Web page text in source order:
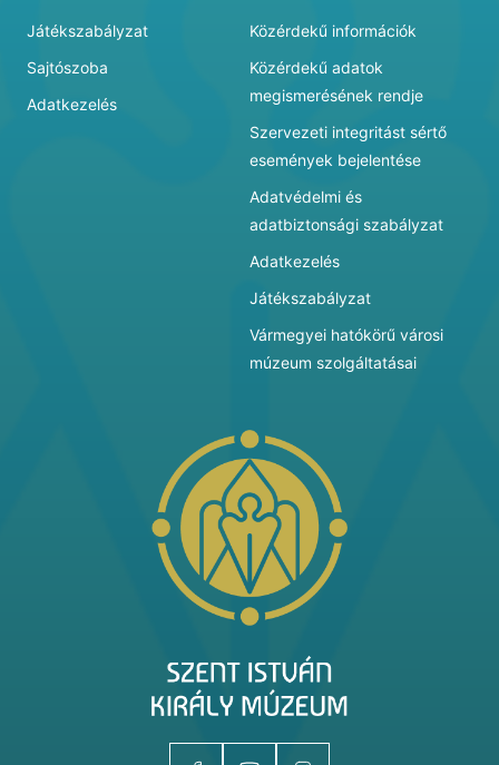
Játékszabályzat
Sajtószoba
Adatkezelés
Közérdekű információk
Közérdekű adatok
megismerésének rendje
Szervezeti integritást sértő
események bejelentése
Adatvédelmi és
adatbiztonsági szabályzat
Adatkezelés
Játékszabályzat
Vármegyei hatókörű városi
múzeum szolgáltatásai